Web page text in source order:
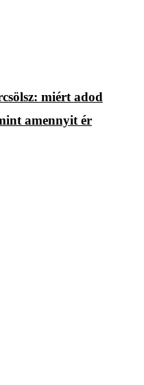
miért adod
amennyit ér